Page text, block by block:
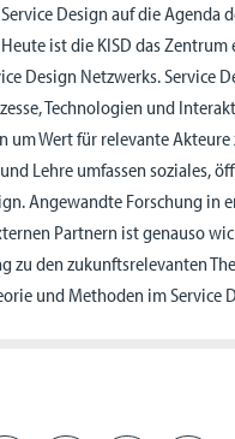
Design auf die Agenda
ist die KISD das Zentrum
Design Netzwerks. Service
Technologien und
um Wert für relevante Akteure
Lehre umfassen soziales,
Angewandte Forschung in
Partnern ist genauso
zu den zukunftsrelevanten
und Methoden im Service